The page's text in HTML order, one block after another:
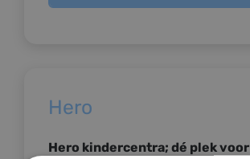
Hero
Hero kindercentra; dé plek voor